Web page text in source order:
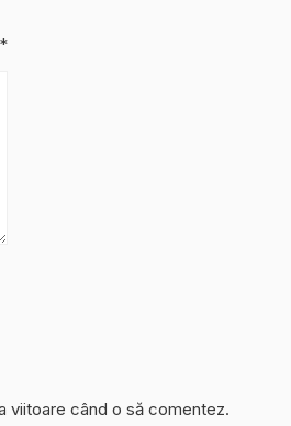
*
viitoare când o să comentez.